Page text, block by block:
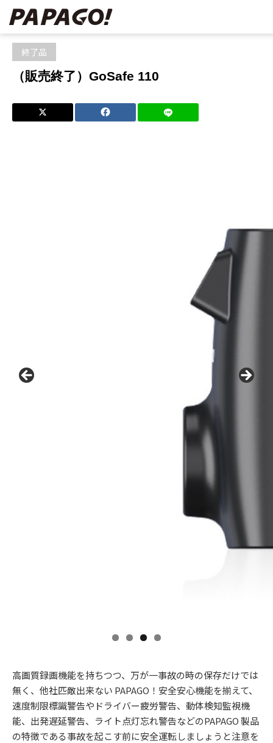
ブログ 終了品
終了品
（販売終了）GoSafe 110
高画質録画機能を持ちつつ、万が一事故の時の保存だけでは
無く、他社匹敵出来ない PAPAGO！安全安心機能を揃えて、
速度制限標識警告やドライバー疲労警告、動体検知監視機
能、出発遅延警告、ライト点灯忘れ警告などのPAPAGO 製品
の特徴である事故を起こす前に安全運転しましょうと注意を